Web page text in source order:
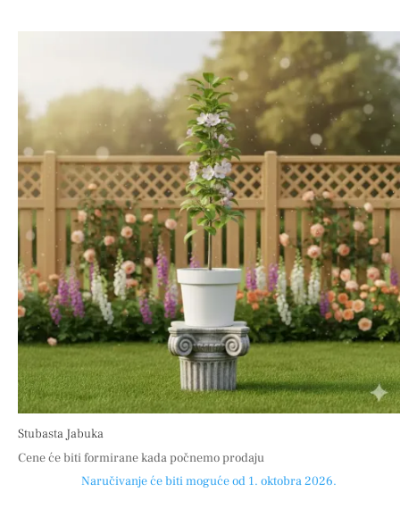
Stubasta Jabuka
Cene će biti formirane kada počnemo prodaju
Naručivanje će biti moguće od 1. oktobra 2026.